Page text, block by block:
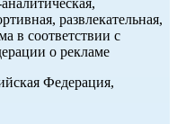
развлекательная,
в соответствии с
о рекламе
Федерация,